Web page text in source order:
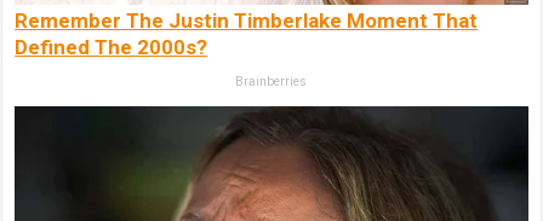
Remember The Justin Timberlake Moment That
Defined The 2000s?
Brainberries